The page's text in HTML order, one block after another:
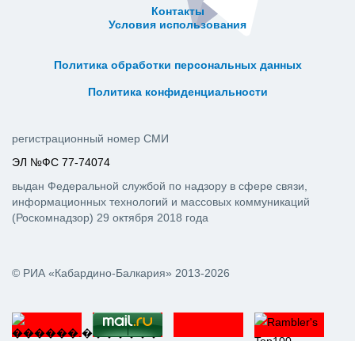
Контакты
Условия использования
Политика обработки персональных данных
Политика конфиденциальности
© РИА «Кабардино-Балкария» 2013-2026
регистрационный номер СМИ
ЭЛ №ФС 77-74074
выдан Федеральной службой по надзору в сфере связи,
информационных технологий и массовых коммуникаций
(Роскомнадзор) 29 октября 2018 года